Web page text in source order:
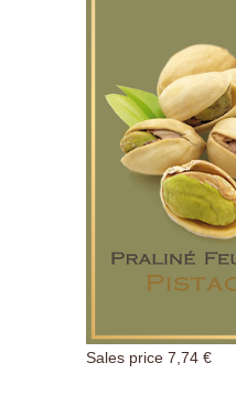
Sales price 7,74 €